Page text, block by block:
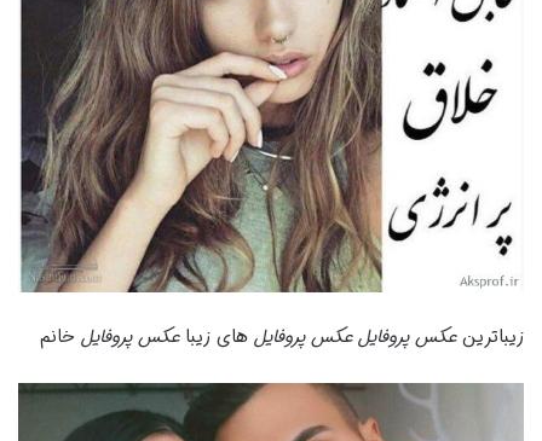
زیباترینعکس پروفایل عکس پروفایل های زیباعکس پروفایل خانم